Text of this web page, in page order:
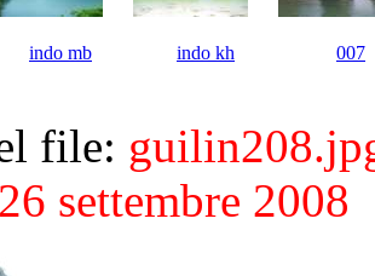
indo mb indo kh 007
file:
settembre 2008